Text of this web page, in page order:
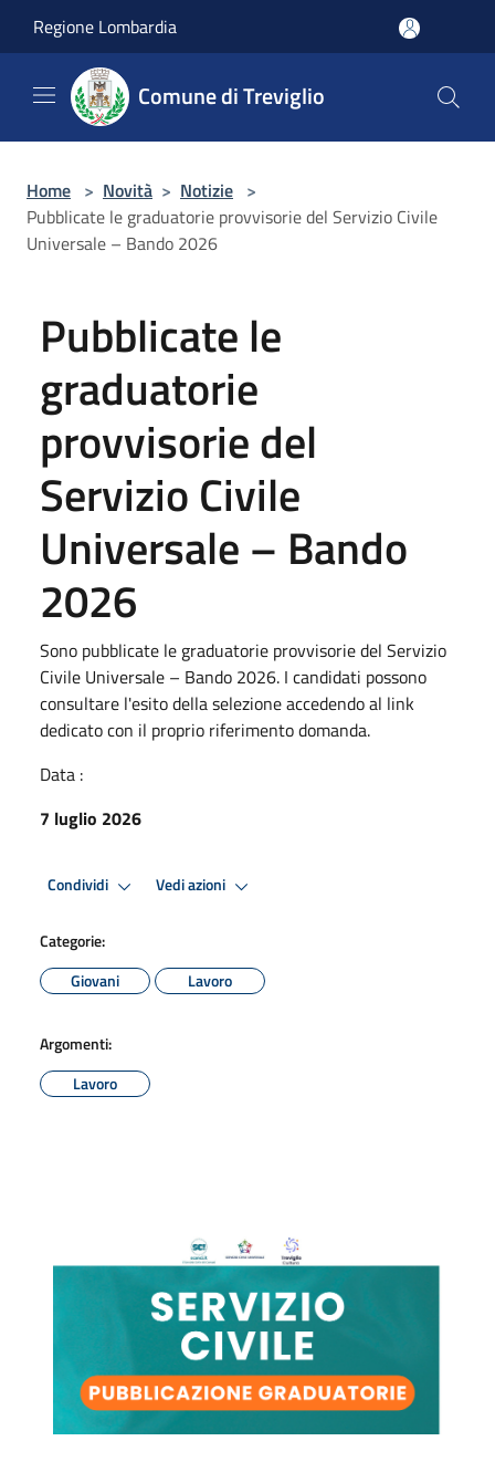
Regione Lombardia
Comune di Treviglio
Home > Novità > Notizie >
Pubblicate le graduatorie provvisorie del Servizio Civile
Universale – Bando 2026
Pubblicate le
graduatorie
provvisorie del
Servizio Civile
Universale – Bando
2026
Sono pubblicate le graduatorie provvisorie del Servizio
Civile Universale – Bando 2026. I candidati possono
consultare l'esito della selezione accedendo al link
dedicato con il proprio riferimento domanda.
Data :
7 luglio 2026
Condividi Vedi azioni
Categorie:
Giovani
Lavoro
Argomenti:
Lavoro